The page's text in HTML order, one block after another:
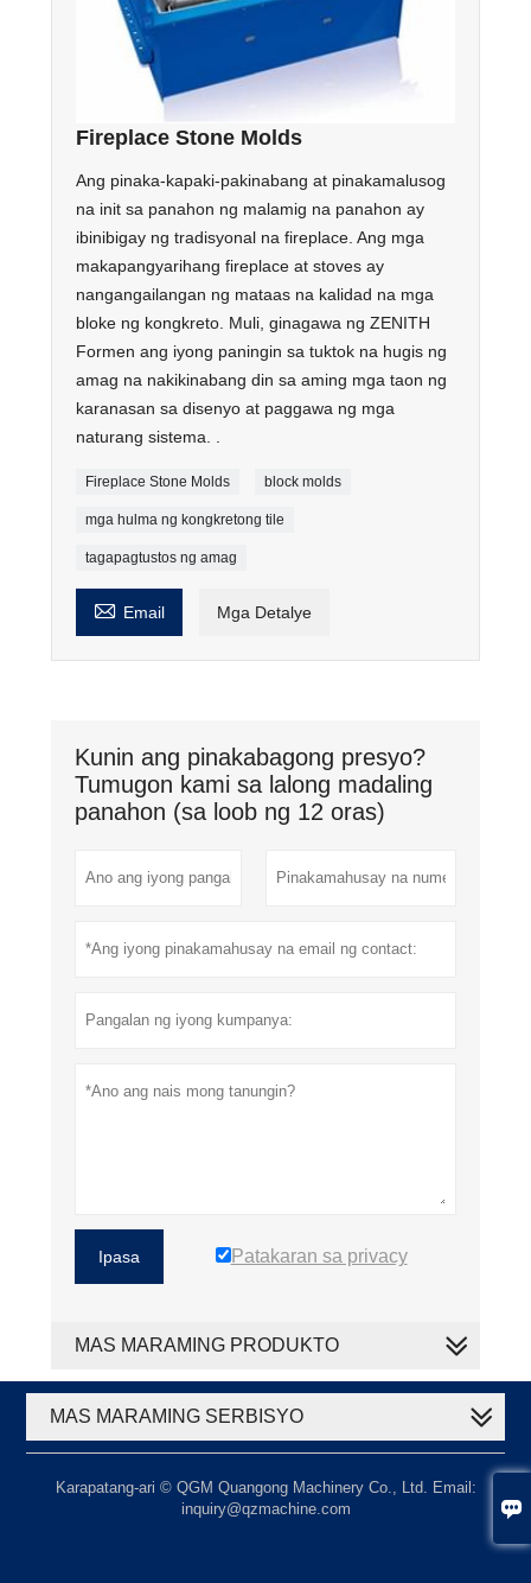

Fireplace Stone Molds
Ang pinaka-kapaki-pakinabang at pinakamalusog
na init sa panahon ng malamig na panahon ay
ibinibigay ng tradisyonal na fireplace. Ang mga
makapangyarihang fireplace at stoves ay
nangangailangan ng mataas na kalidad na mga
bloke ng kongkreto. Muli, ginagawa ng ZENITH
Formen ang iyong paningin sa tuktok na hugis ng
amag na nakikinabang din sa aming mga taon ng
karanasan sa disenyo at paggawa ng mga
naturang sistema. .
Fireplace Stone Molds block molds
mga hulma ng kongkretong tile
tagapagtustos ng amag
 Email Mga Detalye
Kunin ang pinakabagong presyo?
Tumugon kami sa lalong madaling
panahon (sa loob ng 12 oras)
Ipasa Patakaran sa privacy
MAS MARAMING PRODUKTO
MAS MARAMING SERBISYO
Karapatang-ari © QGM Quangong Machinery Co., Ltd. Email:
inquiry@qzmachine.com